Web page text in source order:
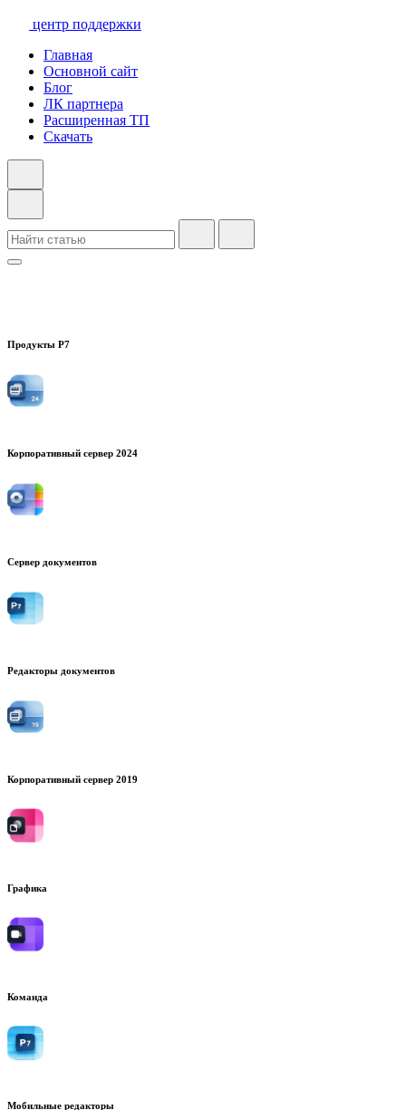
центр поддержки
Главная
Основной сайт
Блог
ЛК партнера
Расширенная ТП
Скачать
Продукты Р7
Корпоративный сервер 2024
Сервер документов
Редакторы документов
Корпоративный сервер 2019
Графика
Команда
Мобильные редакторы